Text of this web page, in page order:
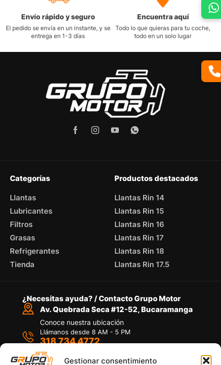
Gestionar consentimiento
Envío rápido y seguro
El pedido se envía en un instante, y se
entrega en 1-3 días
Encuentra aquí
Todo lo que quieras para tu coche,
todo en un solo lugar
Categorías
Llantas
Lubricantes
Filtros
Grasas
Refrigerantes
Tienda
Productos destacados
Llantas Rin 14
Llantas Rin 15
Llantas Rin 16
Llantas Rin 17
Llantas Rin 18
Llantas Rin 17.5
¿Necesitas ayuda? / Contacto Grupo Motor
Av. Quebrada Seca #12-52, Bucaramanga
Conoce nuestra ubicación
Llámanos desde 8 AM - 5 PM
318 734 4772
Por medio de WhatsApp